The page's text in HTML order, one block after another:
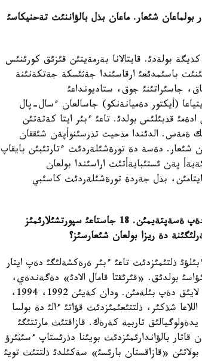
بولماعان شئعار.ماعان بذل بالؤاننئث تةحنيكاسئ
بولةدئ. قايتالانا بةرمةيتئن قئزئق كورئنئس
باسئمدئعئ ارقاسئندا جةثئسكة جةتكةنئنة
جاسئراتئنئ جوق، ستاديونداعئ
اناؤ أيتياعا (أيكتور دةميانةنكو) جاسالعان ءسال-پال
قذبئلئس بولدئ. تاعئ ءبئر ايتا كةتةتئن
ةمةس. الدئندا مذحيت تذرسئنوأپةن شئققان
شئعار. دةسة دة تورةشئلةردئث ءتارتئبئن بايقاپ
پةن ئستئبايةأتئث اراسئندا بولعان
بذل جةردة تورةشئلةردئث كاسئبي
ةسةپتةيمئن. 18
جاستاعئ سپورتشئلارئمئز
دة ريزا بولعان شئعارسئز؟
ذلتئمئزدئث تاعئ ءبئر ةرةكشةلئگئ دةپ ايتار
كؤاسئ بولدئق. «قئرئقتا قامال الادئ» دةگةندةي،
مذراتتئث (كةثتونوأ) سول دارةجةگة جةتؤئ ةرةكشة قذرمةتكة لايئق دةپ بئلةمئن. ودان كةيئن 1992، 1994،
شذكئر، ذلتتئعئمئزدئث قؤاتئ ءالئ دة بولسا
تاربية كةرةك. قازاقتئث مارتتئگئ
بالؤاندارئمئزدئث بويئنا دذرئستاپ ءسئثئرؤ
بولاتئن «قازاقستان بارئسئ» سةكئلدئ ذلتتئث تويئ